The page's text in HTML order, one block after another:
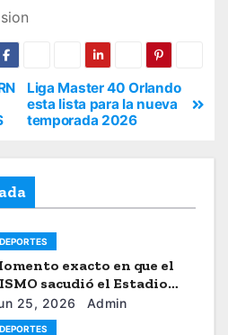
Liga Master 40 Orlando
esta lista para la nueva
temporada 2026
DEPORTES
exacto en que el
sacudió el Estadio
de Caracas
25, 2026 Admin
DEPORTES